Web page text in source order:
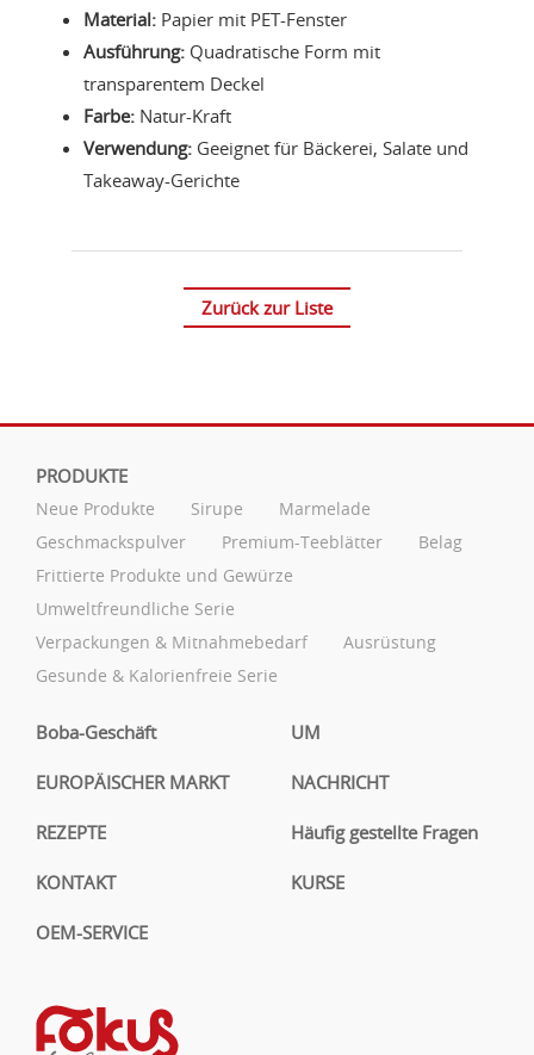
Material: Papier mit PET-Fenster
Ausführung: Quadratische Form mit
transparentem Deckel
Farbe: Natur-Kraft
Verwendung: Geeignet für Bäckerei, Salate und
Takeaway-Gerichte
Zurück zur Liste
PRODUKTE
Neue Produkte Sirupe
Marmelade
Geschmackspulver
Premium-Teeblätter
Belag
Frittierte Produkte und Gewürze
Umweltfreundliche Serie
Verpackungen & Mitnahmebedarf
Ausrüstung
Gesunde & Kalorienfreie Serie
Boba-Geschäft UM
EUROPÄISCHER MARKT NACHRICHT
REZEPTE Häufig gestellte Fragen
KONTAKT KURSE
OEM-SERVICE